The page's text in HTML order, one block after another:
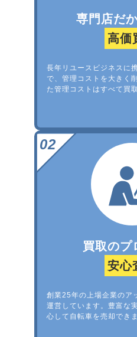
専門店だ
高価
長年リユースビジネスに
で、管理コストを大きく
た管理コストはすべて買
買取のプ
安心
創業25年の上場企業のア
運営しています。豊富な
心して自転車を売却でき